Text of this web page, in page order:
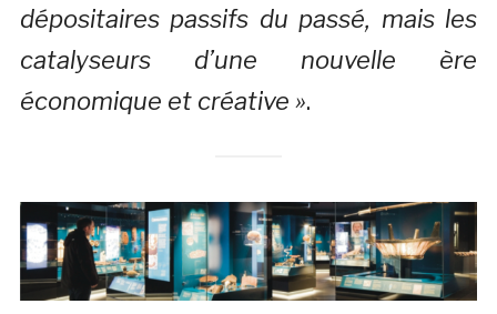
dépositaires passifs du passé, mais les
catalyseurs d’une nouvelle ère
économique et créative ».